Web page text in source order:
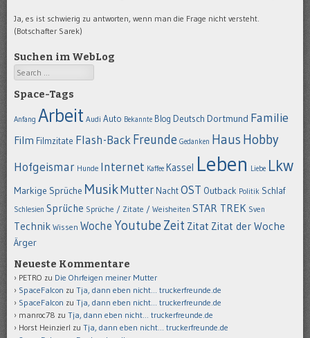
Ja, es ist schwierig zu antworten, wenn man die Frage nicht versteht.
(Botschafter Sarek)
Suchen im WebLog
Search
Space-Tags
Anfang Arbeit Audi Auto Bekannte Blog Deutsch Dortmund Familie
Film Filmzitate Flash-BackFreunde Gedanken Haus Hobby
Hofgeismar Hunde Internet Kaffee Kassel Leben Liebe Lkw
Markige Sprüche MusikMutter NachtOST Outback Politik Schlaf
Schlesien Sprüche Sprüche / Zitate / Weisheiten STAR TREK Sven
Technik Wissen Woche Youtube Zeit Zitat Zitat der Woche
Ärger
Neueste Kommentare
PETRO zu Die Ohrfeigen meiner Mutter
SpaceFalcon zu Tja, dann eben nicht… truckerfreunde.de
SpaceFalcon zu Tja, dann eben nicht… truckerfreunde.de
manroc78 zu Tja, dann eben nicht… truckerfreunde.de
Horst Heinzierl zu Tja, dann eben nicht… truckerfreunde.de